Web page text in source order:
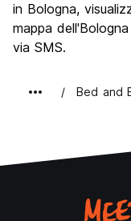
Qualita' Prezzo
in Bologna,
mappa
via SMS.
Bed and